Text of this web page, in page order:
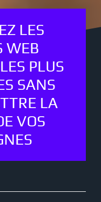
LES
WEB
PLUS
SANS
LA
VOS